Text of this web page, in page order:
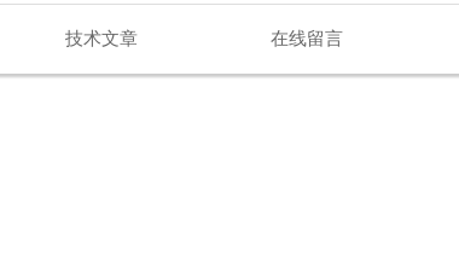
技术文章 在线留言